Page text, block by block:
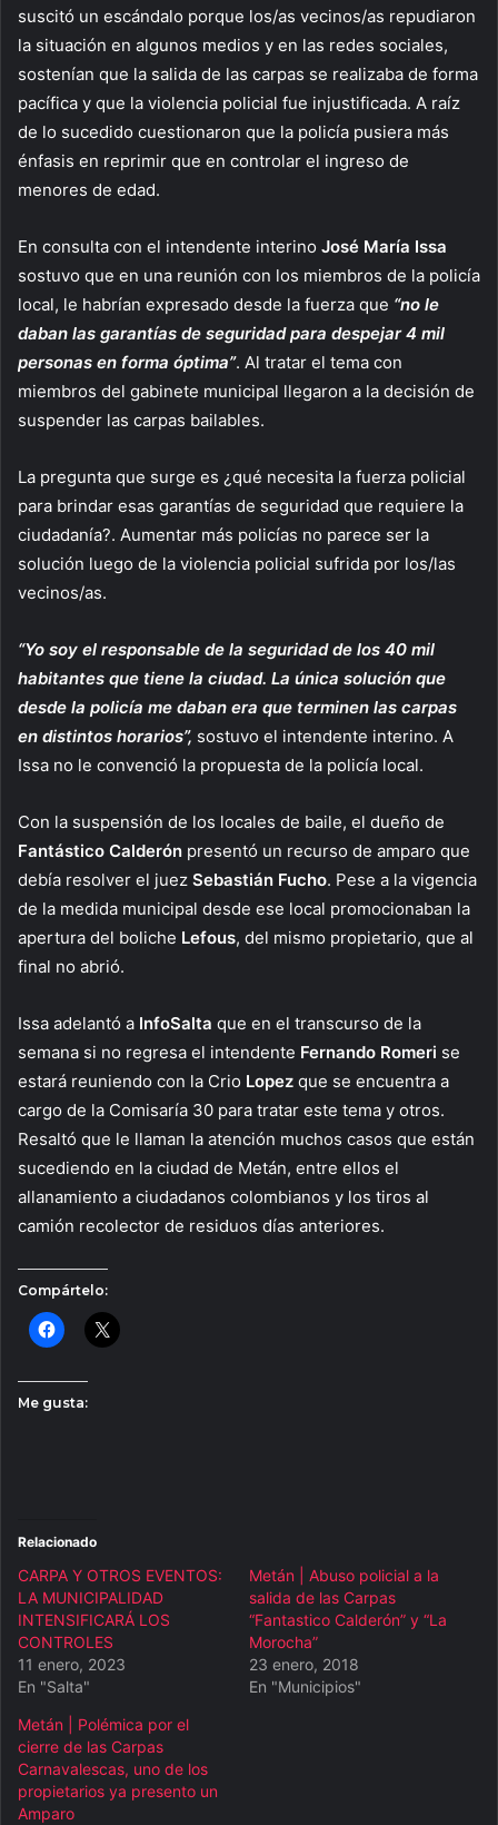
suscitó un escándalo porque los/as vecinos/as repudiaron
la situación en algunos medios y en las redes sociales,
sostenían que la salida de las carpas se realizaba de forma
pacífica y que la violencia policial fue injustificada. A raíz
de lo sucedido cuestionaron que la policía pusiera más
énfasis en reprimir que en controlar el ingreso de
menores de edad.
En consulta con el intendente interino José María Issa
sostuvo que en una reunión con los miembros de la policía
local, le habrían expresado desde la fuerza que “no le
daban las garantías de seguridad para despejar 4 mil
personas en forma óptima”. Al tratar el tema con
miembros del gabinete municipal llegaron a la decisión de
suspender las carpas bailables.
La pregunta que surge es ¿qué necesita la fuerza policial
para brindar esas garantías de seguridad que requiere la
ciudadanía?. Aumentar más policías no parece ser la
solución luego de la violencia policial sufrida por los/las
vecinos/as.
“Yo soy el responsable de la seguridad de los 40 mil
habitantes que tiene la ciudad. La única solución que
desde la policía me daban era que terminen las carpas
en distintos horarios”, sostuvo el intendente interino. A
Issa no le convenció la propuesta de la policía local.
Con la suspensión de los locales de baile, el dueño de
Fantástico Calderón presentó un recurso de amparo que
debía resolver el juez Sebastián Fucho. Pese a la vigencia
de la medida municipal desde ese local promocionaban la
apertura del boliche Lefous, del mismo propietario, que al
final no abrió.
Issa adelantó a InfoSalta que en el transcurso de la
semana si no regresa el intendente Fernando Romeri se
estará reuniendo con la Crio Lopez que se encuentra a
cargo de la Comisaría 30 para tratar este tema y otros.
Resaltó que le llaman la atención muchos casos que están
sucediendo en la ciudad de Metán, entre ellos el
allanamiento a ciudadanos colombianos y los tiros al
camión recolector de residuos días anteriores.
Compártelo:
Me gusta:
Relacionado
CARPA Y OTROS EVENTOS:
LA MUNICIPALIDAD
INTENSIFICARÁ LOS
CONTROLES
11 enero, 2023
En "Salta"
Metán | Abuso policial a la
salida de las Carpas
“Fantastico Calderón” y “La
Morocha”
23 enero, 2018
En "Municipios"
Metán | Polémica por el
cierre de las Carpas
Carnavalescas, uno de los
propietarios ya presento un
Amparo